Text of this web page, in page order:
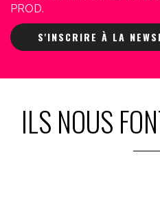
PROD.
S'INSCRIRE À LA
ILS NOUS